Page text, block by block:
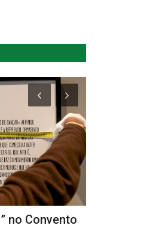
no Convento